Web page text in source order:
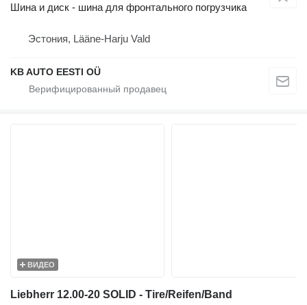
Шина и диск - шина для фронтального погрузчика
Эстония, Lääne-Harju Vald
KB AUTO EESTI OÜ
ВИДЕО
Liebherr 12.00-20 SOLID - Tire/Reifen/Band